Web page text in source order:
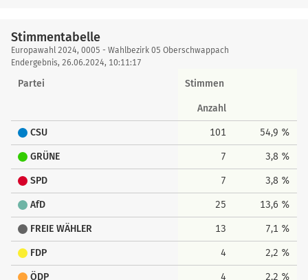
Stimmentabelle
Stimmentabelle
Europawahl 2024, 0005 - Wahlbezirk 05 Oberschwappach
Endergebnis, 26.06.2024, 10:11:17
Partei Stimmen
Anzahl
CSU 101 54,9 %
GRÜNE 7 3,8 %
SPD 7 3,8 %
AfD 25 13,6 %
FREIE WÄHLER 13 7,1 %
FDP 4 2,2 %
ÖDP 4 2,2 %